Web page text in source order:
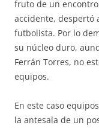
fruto de un
accidente, despertó
futbolista. Por lo
su núcleo duro,
Ferrán Torres, no
equipos.
En este caso
la antesala de un